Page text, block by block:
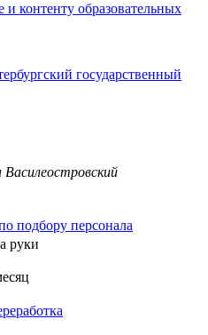
контенту образовательных
государственный
подбору персонала
руки